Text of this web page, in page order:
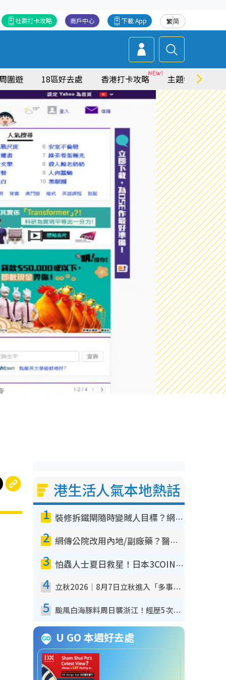
繁简
下載 App
商戶中心
社群打卡攻略
圍遊 18區好去處 香港打卡攻略 主題特集
港生活人氣本地熱話
1 裝修拆鐵閘隨時變賊人目標？網民揭2大關鍵用途：裝新式等於白裝？附新舊鐵閘分別
2 網傳公院改用內地/副廠藥？醫生拆解正副廠分別 揭4類人換藥隨時出事
3 怕蟲人士夏日救星！日本3COINS爆紅驅蟲神器$45起 1招「全程免觸碰」輕鬆搞定小強
4 立秋2026｜8月7日立秋進入「多事之秋」 3件事唔做得！專家教6招開運 清枱頭／銀包納氣接好運
5 颱風白海豚料周日襲浙江！經歷5次「眼牆置換」極罕見 成登陸內地最長途颱風
U GO 本週好去處